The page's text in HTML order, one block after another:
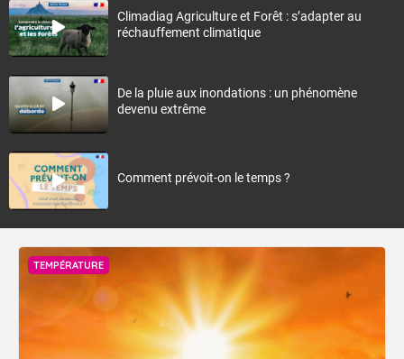
Climadiag Agriculture et Forêt : s’adapter au
réchauffement climatique
De la pluie aux inondations : un phénomène
devenu extrême
Comment prévoit-on le temps ?
TEMPÉRATURE